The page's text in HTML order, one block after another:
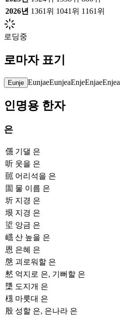
2026년 1361위 1041위 1161위
로딩중
로마자 표기
Eunje EunjaeEunjeaEnjeEnjaeEnjea
인명용 한자
은
㒚 기댈 은
听 웃을 은
嚚 어리석을 은
圁 물 이름 은
圻 지경 은
垠 지경 은
垽 앙금 은
嶾 산 높을 은
恩 은혜 은
慇 괴로워할 은
憖 억지로 은, 기뻐할 은
檃 도지개 은
檼 마룻대 은
殷 성할 은, 은나라 은